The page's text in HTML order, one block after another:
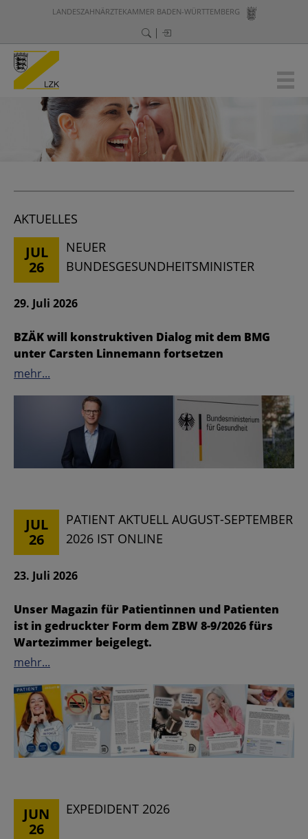
LANDESZAHNÄRZTEKAMMER BADEN-WÜRTTEMBERG
AKTUELLES
JUL
26
NEUER
BUNDESGESUNDHEITSMINISTER
29. Juli 2026
BZÄK will konstruktiven Dialog mit dem BMG
unter Carsten Linnemann fortsetzen
mehr...
JUL
26
PATIENT AKTUELL AUGUST-SEPTEMBER
2026 IST ONLINE
23. Juli 2026
Unser Magazin für Patientinnen und Patienten
ist in gedruckter Form dem ZBW 8-9/2026 fürs
Wartezimmer beigelegt.
mehr...
JUN
26
EXPEDIDENT 2026